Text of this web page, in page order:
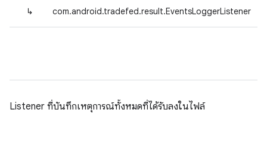
↳ com.android.tradefed.result.EventsLoggerListener
Listener ที่บันทึกเหตุการณ์ทั้งหมดที่ได้รับลงในไฟล์